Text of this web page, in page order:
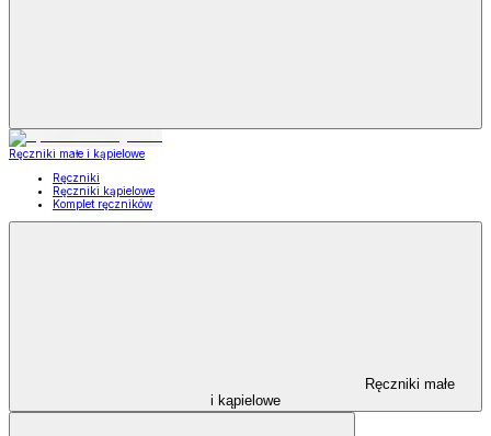
Ręczniki małe i kąpielowe
Ręczniki
Ręczniki kąpielowe
Komplet ręczników
Ręczniki małe
i kąpielowe